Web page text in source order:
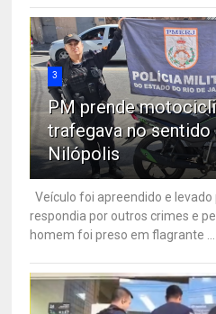
3
PM prende
trafegava no
Nilópolis
Veículo foi apreendido e levado
respondia por outros crimes e
homem foi preso em flagrante ...